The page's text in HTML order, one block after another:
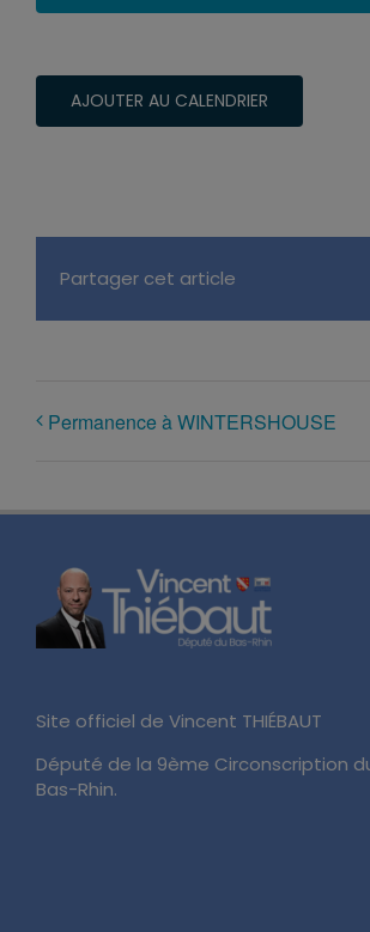
AJOUTER AU CALENDRIER
Partager cet article
Permanence à WINTERSHOUSE
Site officiel de Vincent THIÉBAUT
Député de la 9ème Circonscription
Bas-Rhin.